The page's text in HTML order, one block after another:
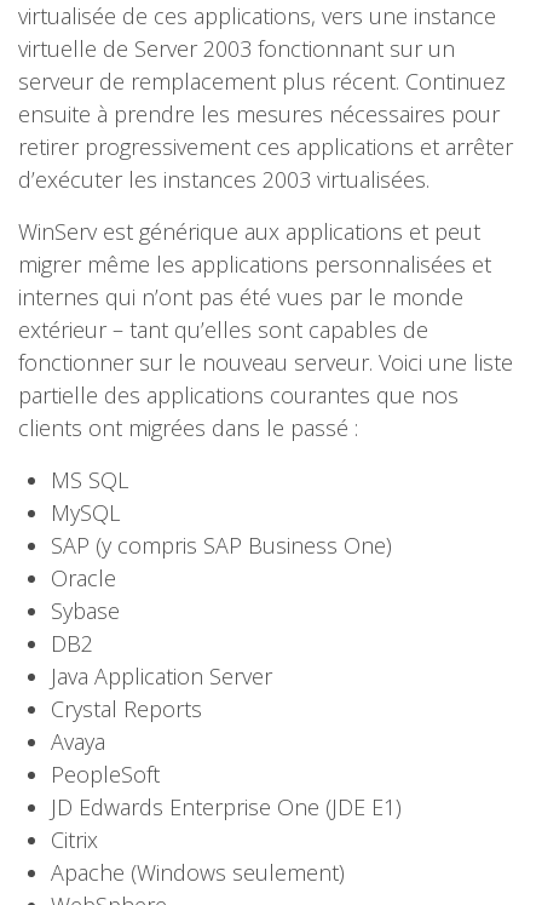
virtualisée de ces applications, vers une instance
virtuelle de Server 2003 fonctionnant sur un
serveur de remplacement plus récent. Continuez
ensuite à prendre les mesures nécessaires pour
retirer progressivement ces applications et arrêter
d’exécuter les instances 2003 virtualisées.
WinServ est générique aux applications et peut
migrer même les applications personnalisées et
internes qui n’ont pas été vues par le monde
extérieur – tant qu’elles sont capables de
fonctionner sur le nouveau serveur. Voici une liste
partielle des applications courantes que nos
clients ont migrées dans le passé :
MS SQL
MySQL
SAP (y compris SAP Business One)
Oracle
Sybase
DB2
Java Application Server
Crystal Reports
Avaya
PeopleSoft
JD Edwards Enterprise One (JDE E1)
Citrix
Apache (Windows seulement)